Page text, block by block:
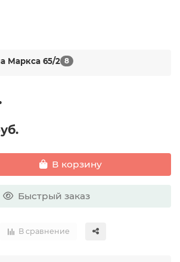
Маркса 65/2 8
В корзину
Быстрый заказ
В сравнение